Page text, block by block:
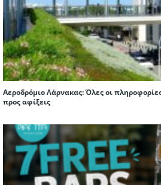
Αεροδρόμιο Λάρνακας: Όλες οι
προς αφίξεις